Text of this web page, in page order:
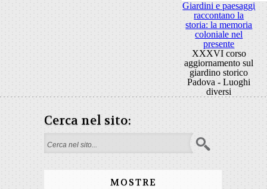
Giardini e paesaggi
raccontano la
storia: la memoria
coloniale nel
presente
XXXVI corso
aggiornamento sul
giardino storico
Padova - Luoghi
diversi
Cerca nel sito:
Form di ricerca
MOSTRE